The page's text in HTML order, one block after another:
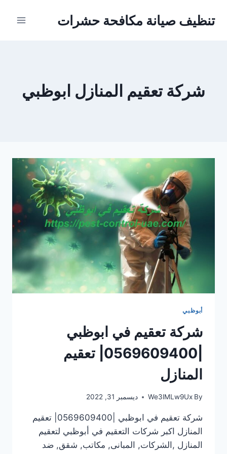
تنظيف صيانة مكافحة حشرات
شركة تعقيم المنازل ابوظبي
أبوظبي
شركة تعقيم في ابوظبي
|0569609400| تعقيم
المنازل
By
We3lMLw9Ux ديسمبر 31, 2022
شركة تعقيم في ابوظبي |0569609400| تعقيم
المنازل اكبر شركات التعقيم في أبوظبي لتعقيم
المنازل ,الشركات, المبانى, مكاتب, شقق, ضد